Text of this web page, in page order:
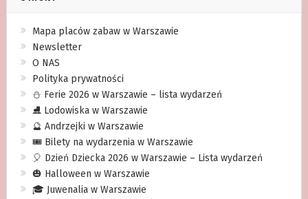
Mapa placów zabaw w Warszawie
Newsletter
O NAS
Polityka prywatności
⛄️ Ferie 2026 w Warszawie – lista wydarzeń
⛸ Lodowiska w Warszawie
🔮 Andrzejki w Warszawie
🎟️ Bilety na wydarzenia w Warszawie
🎈 Dzień Dziecka 2026 w Warszawie – Lista wydarzeń
🎃 Halloween w Warszawie
🎓 Juwenalia w Warszawie